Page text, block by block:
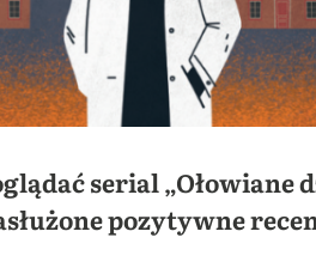
serial „Ołowiane
pozytywne